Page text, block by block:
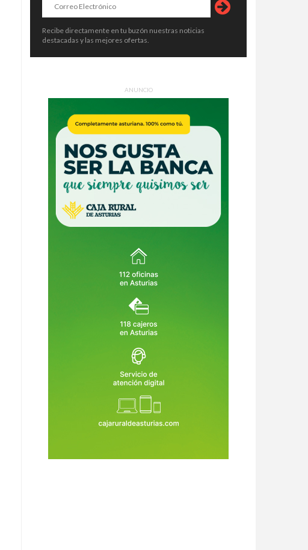
Recibe directamente en tu buzón nuestras noticias
destacadas y las mejores ofertas.
ANUNCIO